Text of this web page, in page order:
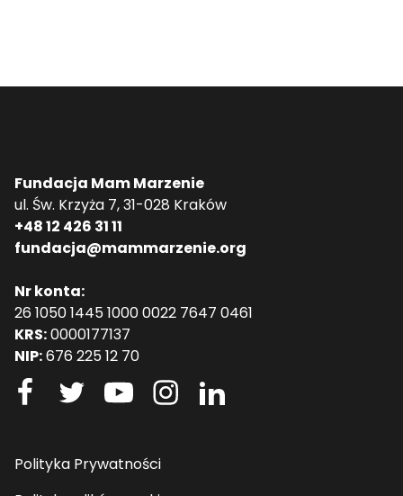
Fundacja Mam Marzenie
ul. Św. Krzyża 7, 31-028 Kraków
+48 12 426 31 11
fundacja@mammarzenie.org
Nr konta:
26 1050 1445 1000 0022 7647 0461
KRS:0000177137
NIP:676 225 12 70
Polityka Prywatności